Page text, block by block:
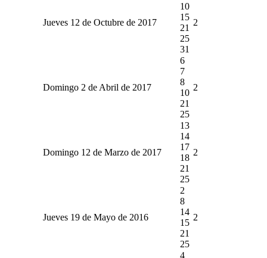
Jueves 12 de Octubre de 2017
10
15
21
25
31
2
Domingo 2 de Abril de 2017
6
7
8
10
21
25
2
Domingo 12 de Marzo de 2017
13
14
17
18
21
25
2
Jueves 19 de Mayo de 2016
2
8
14
15
21
25
2
4